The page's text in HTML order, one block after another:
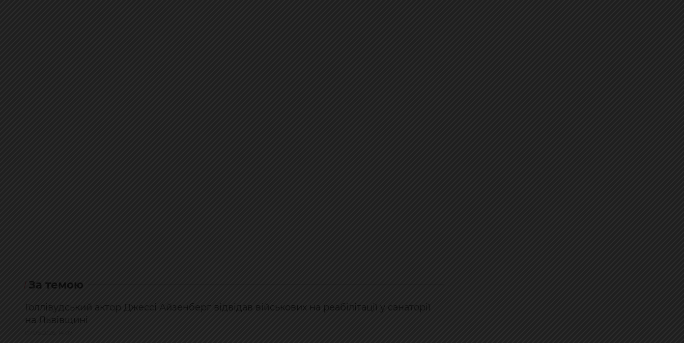
За темою
Голлівудський актор Джессі Айзенберг відвідав військових на реабілітації у санаторії
на Львівщині